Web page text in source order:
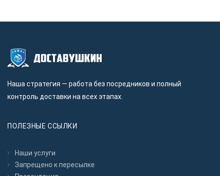
Наша стратегия — работа без посредников и полный
контроль доставки на всех этапах.
ПОЛЕЗНЫЕ ССЫЛКИ
Наши услуги
Запрещено к пересылкe